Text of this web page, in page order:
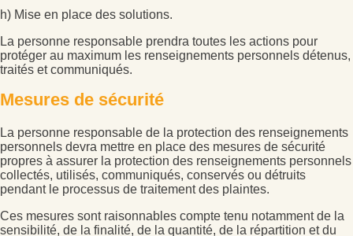
h) Mise en place des solutions.
La personne responsable prendra toutes les actions pour
protéger au maximum les renseignements personnels détenus,
traités et communiqués.
Mesures de sécurité
La personne responsable de la protection des renseignements
personnels devra mettre en place des mesures de sécurité
propres à assurer la protection des renseignements personnels
collectés, utilisés, communiqués, conservés ou détruits
pendant le processus de traitement des plaintes.
Ces mesures sont raisonnables compte tenu notamment de la
sensibilité, de la finalité, de la quantité, de la répartition et du